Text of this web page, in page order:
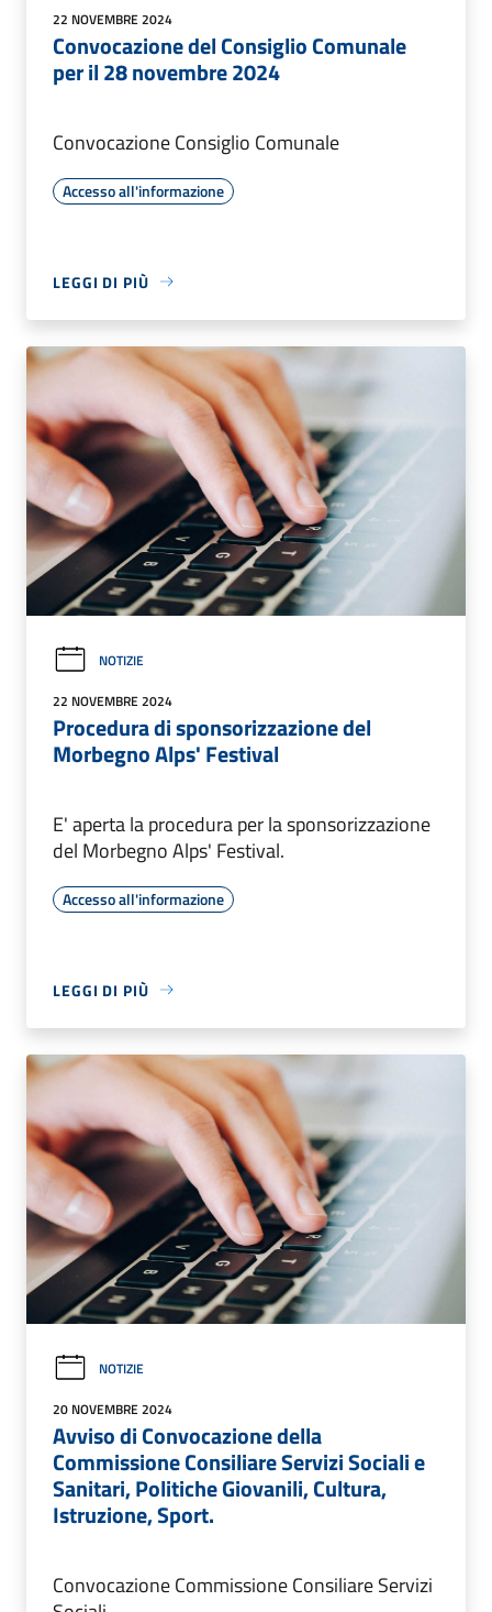
22 NOVEMBRE 2024
Convocazione del Consiglio Comunale
per il 28 novembre 2024
Convocazione Consiglio Comunale
Accesso all'informazione
LEGGI DI PIÙ
NOTIZIE
22 NOVEMBRE 2024
Procedura di sponsorizzazione del
Morbegno Alps' Festival
E' aperta la procedura per la sponsorizzazione
del Morbegno Alps' Festival.
Accesso all'informazione
LEGGI DI PIÙ
NOTIZIE
20 NOVEMBRE 2024
Avviso di Convocazione della
Commissione Consiliare Servizi Sociali e
Sanitari, Politiche Giovanili, Cultura,
Istruzione, Sport.
Convocazione Commissione Consiliare Servizi